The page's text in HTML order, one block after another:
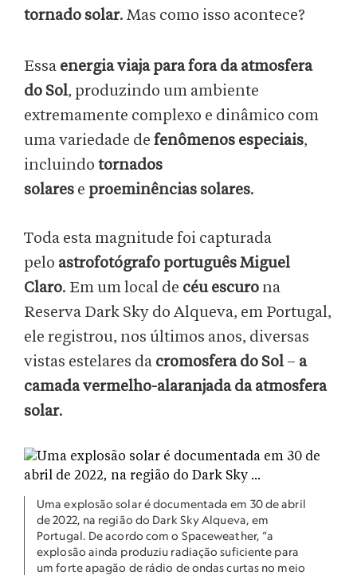
tornado solar. Mas como isso acontece?
Essa energia viaja para fora da atmosfera
do Sol, produzindo um ambiente
extremamente complexo e dinâmico com
uma variedade de fenômenos especiais,
incluindo tornados
solares e proeminências solares.
Toda esta magnitude foi capturada
pelo astrofotógrafo português Miguel
Claro. Em um local de céu escuro na
Reserva Dark Sky do Alqueva, em Portugal,
ele registrou, nos últimos anos, diversas
vistas estelares da cromosfera do Sol – a
camada vermelho-alaranjada da atmosfera
solar.
Uma explosão solar é documentada em 30 de abril
de 2022, na região do Dark Sky Alqueva, em
Portugal. De acordo com o Spaceweather, “a
explosão ainda produziu radiação suficiente para
um forte apagão de rádio de ondas curtas no meio